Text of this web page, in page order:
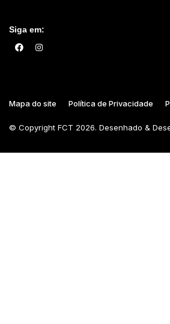
Siga em:
Mapa do site Política de Privacidade
© Copyright FCT 2026. Desenhado &